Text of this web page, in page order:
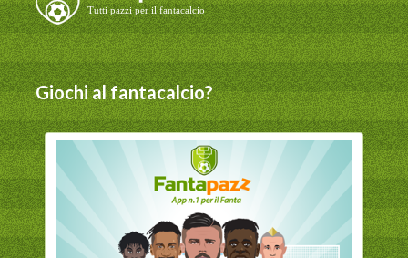
Giochi al fantacalcio?